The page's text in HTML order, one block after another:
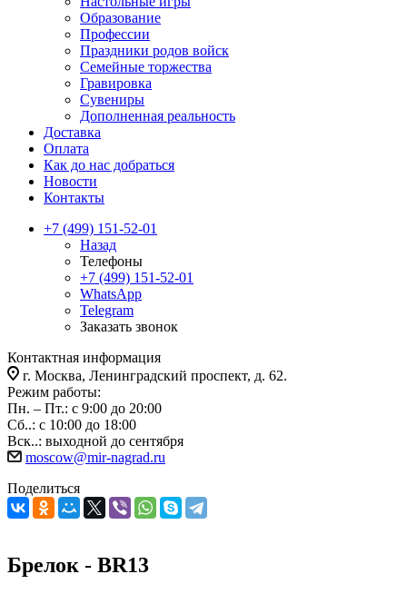
Образование
Профессии
Праздники родов войск
Семейные торжества
Гравировка
Сувениры
Дополненная реальность
Доставка
Оплата
Как до нас добраться
Новости
Контакты
+7 (499) 151-52-01
Назад
Телефоны
+7 (499) 151-52-01
WhatsApp
Telegram
Заказать звонок
Контактная информация
г. Москва, Ленинградский проспект, д. 62.
Режим работы:
Пн. – Пт.: с 9:00 до 20:00
Сб..: с 10:00 до 18:00
Вск..: выходной до сентября
moscow@mir-nagrad.ru
Поделиться
Брелок - BR13